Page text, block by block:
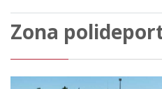
Zona